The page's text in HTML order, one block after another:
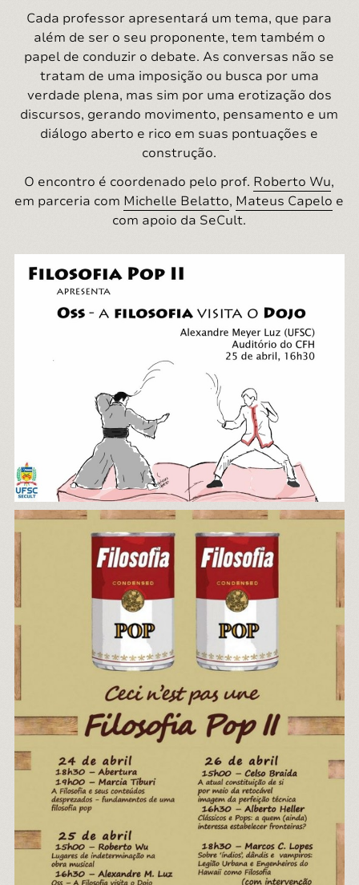
Cada professor apresentará um tema, que para
além de ser o seu proponente, tem também o
papel de conduzir o debate. As conversas não se
tratam de uma imposição ou busca por uma
verdade plena, mas sim por uma erotização dos
discursos, gerando movimento, pensamento e um
diálogo aberto e rico em suas pontuações e
construção.
O encontro é coordenado pelo prof. Roberto Wu,
em parceria com Michelle Belatto, Mateus Capelo e
com apoio da SeCult.